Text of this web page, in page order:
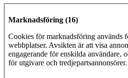
Marknadsföring (16)
Cookies för marknadsföring används
webbplatser. Avsikten är att visa
engagerande för enskilda användare,
för utgivare och tredjepartsannonsörer.